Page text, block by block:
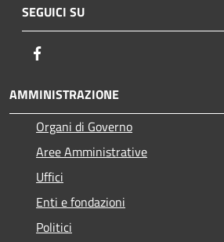
SEGUICI SU
AMMINISTRAZIONE
Organi di Governo
Aree Amministrative
Uffici
Enti e fondazioni
Politici